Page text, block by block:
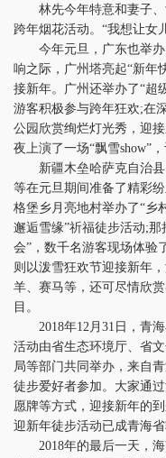
林先今年特意和妻子、
跨年烟花活动。“我想让女
今年元旦，广东也举办
响之际，广州塔亮起“新年
接新年。广州还举办了“超
游客积极参与跨年狂欢;在
公园欣赏绚烂灯光秀，迎
夜上演了一场“飘雪show”
新疆木垒哈萨克自治县
等在元旦期间准备了精彩
格堡乡月亮地村举办了“乡
邂逅雪缘”祈福徒步活动;
会”，数千名游客现场体验
则以泼雪狂欢节迎接新年
羊、赛马等，还可尽情欣
目。
2018年12月31日，青海
活动由省生态环境厅、省
局等部门共同举办，来自
徒步爱好者参加。大家通
愿牌等方式，迎接新年的
迎新年徒步活动已成青海
2018年的最后一天，海